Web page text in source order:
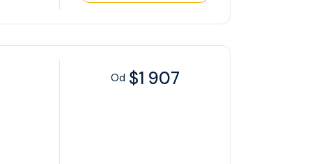
Od $1 907